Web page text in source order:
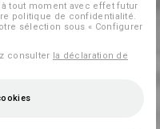
tout moment avec effet futur
politique de confidentialité.
sélection sous « Configurer
consulter la déclaration de